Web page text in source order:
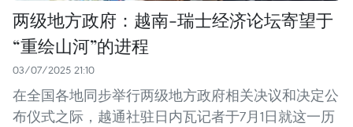
两级地方政府：越南-瑞士经济论坛寄望于
“重绘山河”的进程
03/07/2025 21:10
在全国各地同步举行两级地方政府相关决议和决定公
布仪式之际，越通社驻日内瓦记者于7月1日就这一历